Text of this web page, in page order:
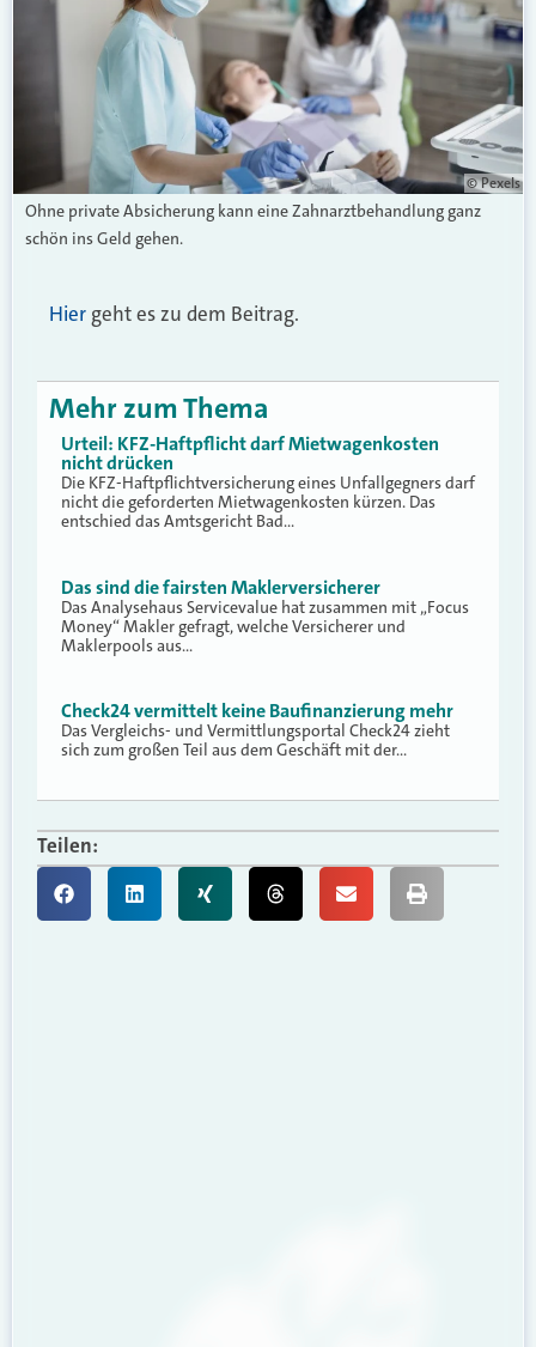
© Pexels
Ohne private Absicherung kann eine Zahnarztbehandlung ganz
schön ins Geld gehen.
Hier geht es zu dem Beitrag.
Mehr zum Thema
Urteil: KFZ-Haftpflicht darf Mietwagenkosten
nicht drücken
Die KFZ-Haftpflichtversicherung eines Unfallgegners darf
nicht die geforderten Mietwagenkosten kürzen. Das
entschied das Amtsgericht Bad…
Das sind die fairsten Maklerversicherer
Das Analysehaus Servicevalue hat zusammen mit „Focus
Money“ Makler gefragt, welche Versicherer und
Maklerpools aus…
Check24 vermittelt keine Baufinanzierung mehr
Das Vergleichs- und Vermittlungsportal Check24 zieht
sich zum großen Teil aus dem Geschäft mit der…
Teilen: